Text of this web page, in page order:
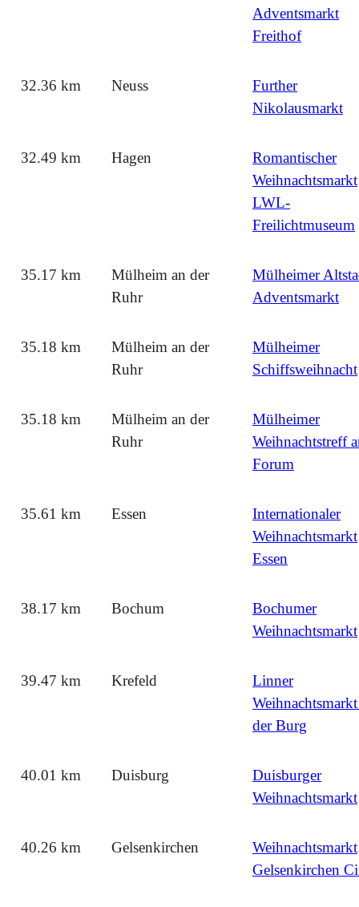
Adventsmarkt
Freithof
32.36 km Neuss
Further
Nikolausmarkt
32.49 km Hagen
Romantischer
Weihnachtsmarkt
LWL-
Freilichtmuseum
35.17 km
Mülheim an der
Ruhr
Mülheimer
Adventsmarkt
35.18 km
Mülheim an der
Ruhr
Mülheimer
Schiffsweihnacht
35.18 km
Mülheim an der
Ruhr
Mülheimer
Weihnachtstreff
Forum
35.61 km Essen
Internationaler
Weihnachtsmarkt
Essen
38.17 km Bochum
Bochumer
Weihnachtsmarkt
39.47 km Krefeld
Linner
der Burg
40.01 km Duisburg
Duisburger
Weihnachtsmarkt
40.26 km Gelsenkirchen
Weihnachtsmarkt
Gelsenkirchen